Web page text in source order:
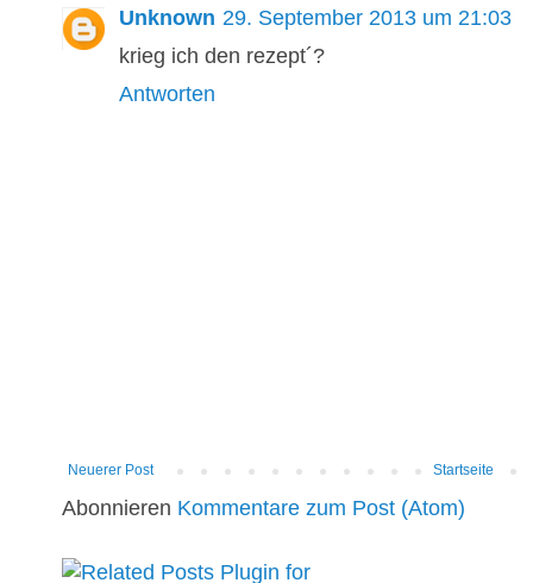
Unknown 29. September 2013 um 21:03
krieg ich den rezept´?
Antworten
Neuerer Post Startseite
Abonnieren Kommentare zum Post (Atom)